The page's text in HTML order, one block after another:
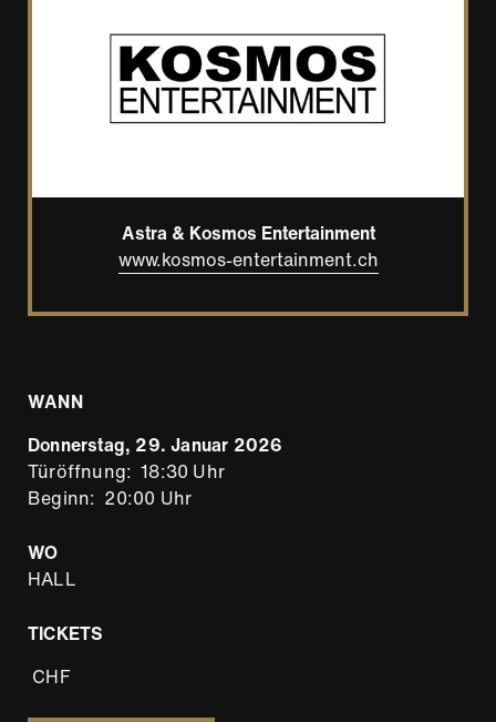
Astra & Kosmos Entertainment
www.kosmos-entertainment.ch
WANN
Donnerstag, 29. Januar 2026
Türöffnung 18:30 Uhr
Beginn
20:00 Uhr
WO
HALL
TICKETS
CHF